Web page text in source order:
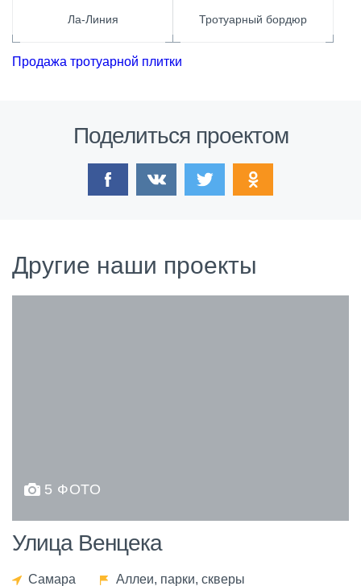
Ла-Линия Тротуарный бордюр
Продажа тротуарной плитки
Поделиться проектом
Другие наши проекты
5 ФОТО
Улица Венцека
Самара Аллеи, парки, скверы